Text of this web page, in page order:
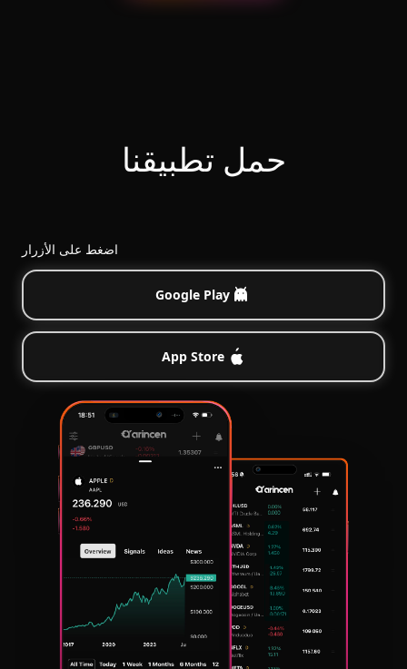
حمل تطبيقنا
اضغط على الأزرار
Google Play
App Store